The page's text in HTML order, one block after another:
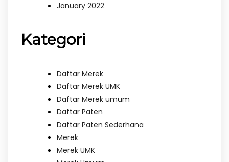
January 2022
Kategori
Daftar Merek
Daftar Merek UMK
Daftar Merek umum
Daftar Paten
Daftar Paten Sederhana
Merek
Merek UMK